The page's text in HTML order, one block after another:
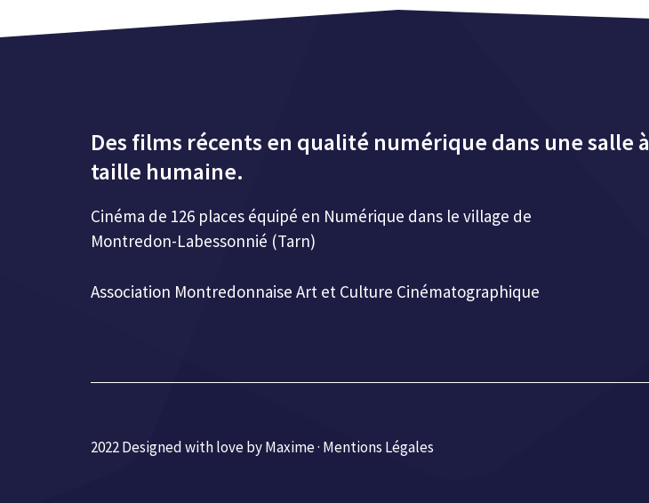
Des films récents en qualité numérique dans une salle à
taille humaine.
Cinéma de 126 places équipé en Numérique dans le village de
Montredon-Labessonnié (Tarn)
Association Montredonnaise Art et Culture Cinématographique
2022 Designed with love by Maxime · Mentions Légales